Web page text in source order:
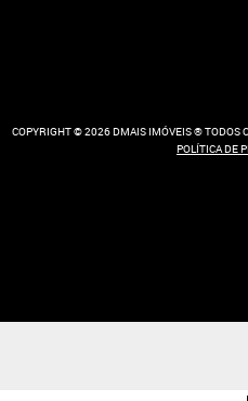
COPYRIGHT © 2026 DMAIS IMÓVEIS ® TODOS
POLÍTICA DE